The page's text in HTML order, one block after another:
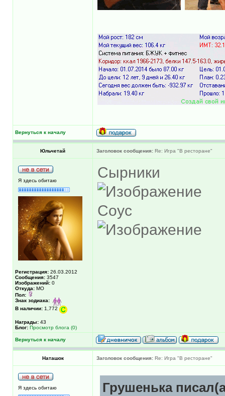
Вернуться к началу
Юльчетай Заголовок сообщения: Re: Игра "В ресторане"
Я здесь обитаю
Регистрация: 26.03.2012
Сообщения: 3547
Изображений: 0
Откуда: МО
Пол:
Знак зодиака:
В наличии: 1,772
Награды: 43
Блог: Просмотр блога (0)
Сырники
Соус
Вернуться к началу
Наташок Заголовок сообщения: Re: Игра "В ресторане"
Я здесь обитаю Грушенька